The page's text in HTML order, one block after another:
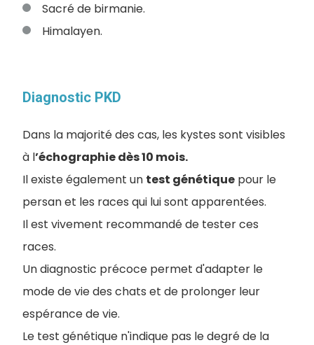
Sacré de birmanie.
Himalayen.
Diagnostic PKD
Dans la majorité des cas, les kystes sont visibles
à l’échographie dès 10 mois.
Il existe également un test génétique pour le
persan et les races qui lui sont apparentées.
Il est vivement recommandé de tester ces
races.
Un diagnostic précoce permet d'adapter le
mode de vie des chats et de prolonger leur
espérance de vie.
Le test génétique n'indique pas le degré de la